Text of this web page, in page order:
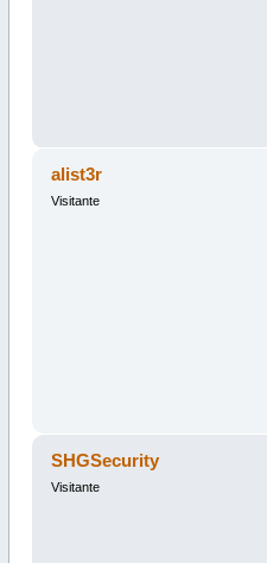
alist3r
Visitante
SHGSecurity
Visitante